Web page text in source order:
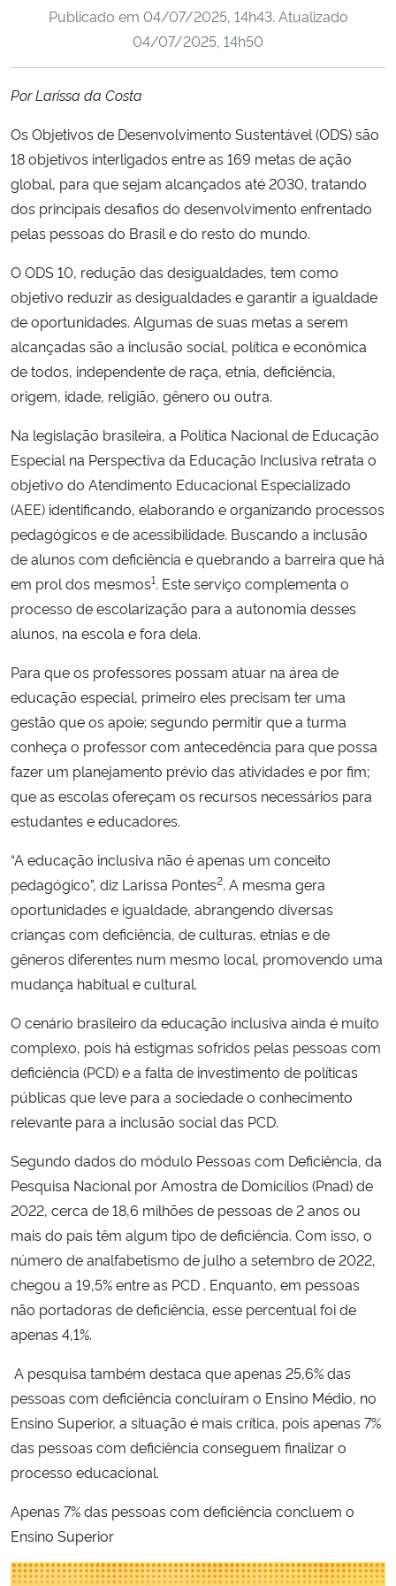
Ministério da Cidadania
Ministério da Ciência, Tecnologia, Inovações e Comunicações
Ministério do Meio Ambiente
Ministério do Desenvolvimento Regional
Controladoria-Geral da União
Ministério da Mulher, da Família e dos Direitos Humanos
Secretaria-Geral
Secretaria de Governo
Gabinete de Segurança Institucional
Advocacia-Geral da União
Planalto
Publicado em 04/07/2025, 14h43. Atualizado
04/07/2025, 14h50
Por Larissa da Costa
Os Objetivos de Desenvolvimento Sustentável (ODS) são
18 objetivos interligados entre as 169 metas de ação
global, para que sejam alcançados até 2030, tratando
dos principais desafios do desenvolvimento enfrentado
pelas pessoas do Brasil e do resto do mundo.
O ODS 10, redução das desigualdades, tem como
objetivo reduzir as desigualdades e garantir a igualdade
de oportunidades. Algumas de suas metas a serem
alcançadas são a inclusão social, política e econômica
de todos, independente de raça, etnia, deficiência,
origem, idade, religião, gênero ou outra.
Na legislação brasileira, a Política Nacional de Educação
Especial na Perspectiva da Educação Inclusiva retrata o
objetivo do Atendimento Educacional Especializado
(AEE) identificando, elaborando e organizando processos
pedagógicos e de acessibilidade. Buscando a inclusão
de alunos com deficiência e quebrando a barreira que há
em prol dos mesmos1. Este serviço complementa o
processo de escolarização para a autonomia desses
alunos, na escola e fora dela.
Para que os professores possam atuar na área de
educação especial, primeiro eles precisam ter uma
gestão que os apoie; segundo permitir que a turma
conheça o professor com antecedência para que possa
fazer um planejamento prévio das atividades e por fim;
que as escolas ofereçam os recursos necessários para
estudantes e educadores.
“A educação inclusiva não é apenas um conceito
pedagógico”, diz Larissa Pontes2. A mesma gera
oportunidades e igualdade, abrangendo diversas
crianças com deficiência, de culturas, etnias e de
gêneros diferentes num mesmo local, promovendo uma
mudança habitual e cultural.
O cenário brasileiro da educação inclusiva ainda é muito
complexo, pois há estigmas sofridos pelas pessoas com
deficiência (PCD) e a falta de investimento de políticas
públicas que leve para a sociedade o conhecimento
relevante para a inclusão social das PCD.
Segundo dados do módulo Pessoas com Deficiência, da
Pesquisa Nacional por Amostra de Domicílios (Pnad) de
2022, cerca de 18,6 milhões de pessoas de 2 anos ou
mais do país têm algum tipo de deficiência. Com isso, o
número de analfabetismo de julho a setembro de 2022,
chegou a 19,5% entre as PCD . Enquanto, em pessoas
não portadoras de deficiência, esse percentual foi de
apenas 4,1%.
A pesquisa também destaca que apenas 25,6% das
pessoas com deficiência concluíram o Ensino Médio, no
Ensino Superior, a situação é mais crítica, pois apenas 7%
das pessoas com deficiência conseguem finalizar o
processo educacional.
Apenas 7% das pessoas com deficiência concluem o
Ensino Superior